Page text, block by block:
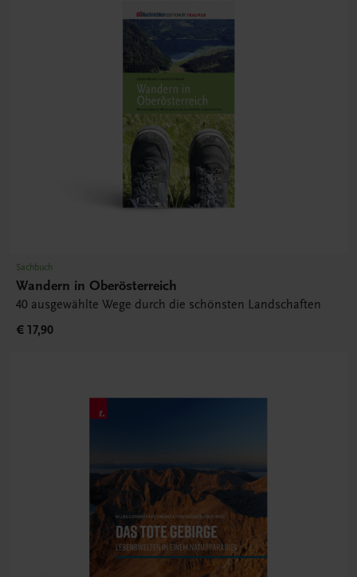
Sachbuch
Wandern in Oberösterreich
40 ausgewählte Wege durch die schönsten Landschaften
€ 17,90